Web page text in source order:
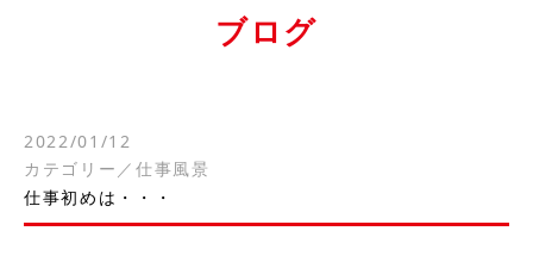
ブログ
2022/01/12
カテゴリー／仕事風景
仕事初めは・・・